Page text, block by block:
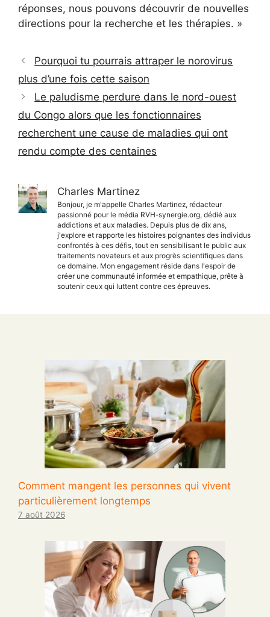
réponses, nous pouvons découvrir de nouvelles
directions pour la recherche et les thérapies. »
Pourquoi tu pourrais attraper le norovirus
plus d’une fois cette saison
Le paludisme perdure dans le nord-ouest
du Congo alors que les fonctionnaires
recherchent une cause de maladies qui ont
rendu compte des centaines
Charles Martinez
Bonjour, je m'appelle Charles Martinez, rédacteur
passionné pour le média RVH-synergie.org, dédié aux
addictions et aux maladies. Depuis plus de dix ans,
j'explore et rapporte les histoires poignantes des individus
confrontés à ces défis, tout en sensibilisant le public aux
traitements novateurs et aux progrès scientifiques dans
ce domaine. Mon engagement réside dans l'espoir de
créer une communauté informée et empathique, prête à
soutenir ceux qui luttent contre ces épreuves.
Comment mangent les personnes qui vivent
particulièrement longtemps
7 août 2026